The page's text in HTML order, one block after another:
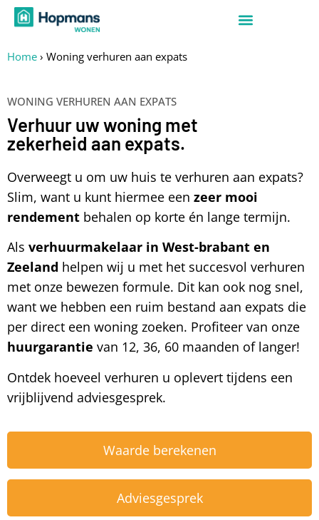
Home › Woning verhuren aan expats
WONING VERHUREN AAN EXPATS
Verhuur uw woning met
zekerheid aan expats.
Overweegt u om uw huis te verhuren aan expats?
Slim, want u kunt hiermee een zeer mooi
rendement behalen op korte én lange termijn.
Als verhuurmakelaar in West-brabant en
Zeeland helpen wij u met het succesvol verhuren
met onze bewezen formule. Dit kan ook nog snel,
want we hebben een ruim bestand aan expats die
per direct een woning zoeken. Profiteer van onze
huurgarantie van 12, 36, 60 maanden of langer!
Ontdek hoeveel verhuren u oplevert tijdens een
vrijblijvend adviesgesprek.
Waarde berekenen
Adviesgesprek